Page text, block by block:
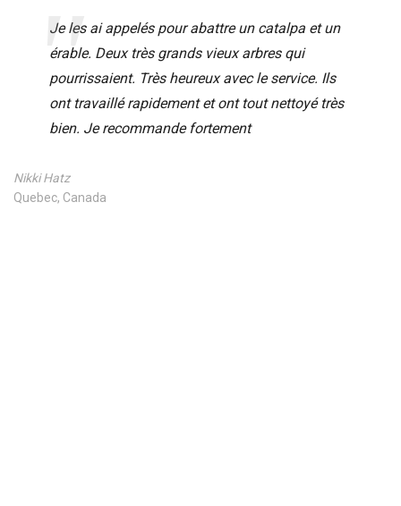
Je les ai appelés pour abattre un catalpa et un
érable. Deux très grands vieux arbres qui
pourrissaient. Très heureux avec le service. Ils
ont travaillé rapidement et ont tout nettoyé très
bien. Je recommande fortement
Nikki Hatz
Quebec, Canada